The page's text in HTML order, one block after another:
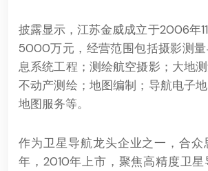
披露显示，江苏金威成立于2006年
5000万元，经营范围包括摄影测
息系统工程；测绘航空摄影；大地
不动产测绘；地图编制；导航电子
地图服务等。
作为卫星导航龙头企业之一，合众
年，2010年上市，聚焦高精度卫